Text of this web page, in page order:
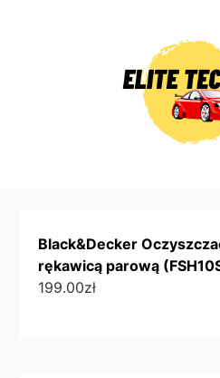
Black&Decker
rękawicą parową
199.00zł